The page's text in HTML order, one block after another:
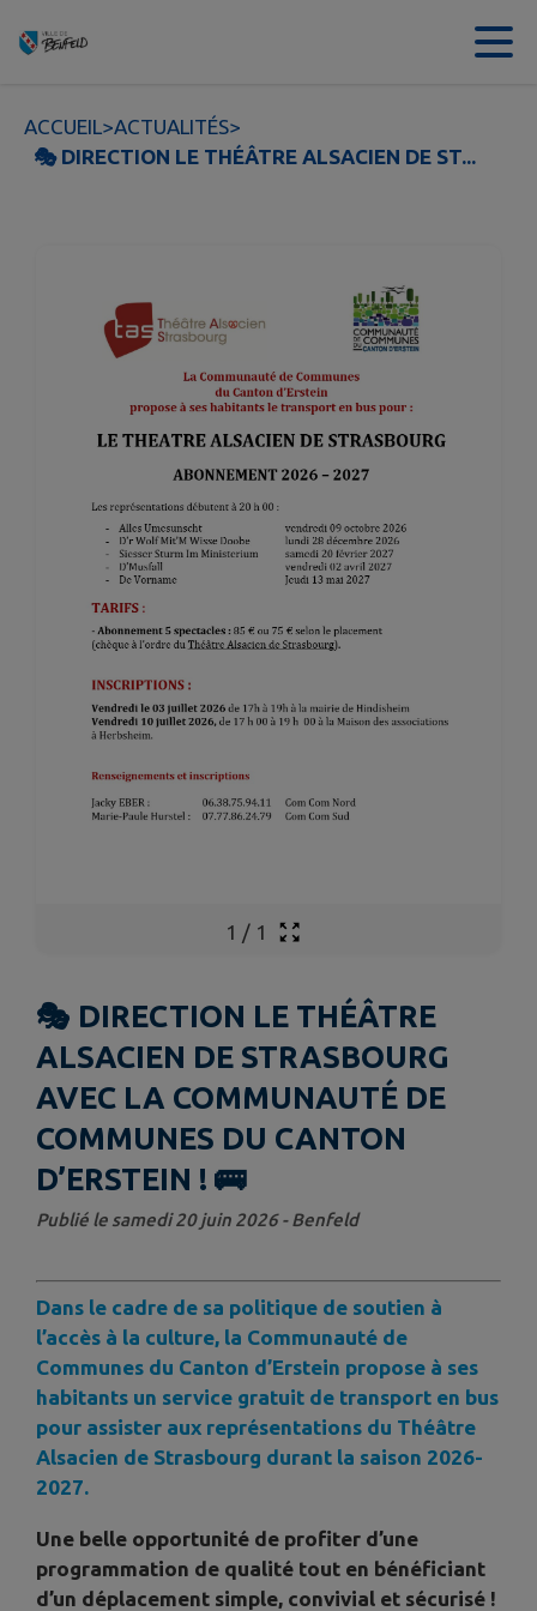
Contenu
ACCUEIL>ACTUALITÉS>
🎭 DIRECTION LE THÉÂTRE ALSACIEN DE ST...
1 / 1
🎭 DIRECTION LE THÉÂTRE
ALSACIEN DE STRASBOURG
AVEC LA COMMUNAUTÉ DE
COMMUNES DU CANTON
D’ERSTEIN ! 🚌
Publié le samedi 20 juin 2026 - Benfeld
Dans le cadre de sa politique de soutien à
l’accès à la culture, la Communauté de
Communes du Canton d’Erstein propose à ses
habitants un service gratuit de transport en bus
pour assister aux représentations du Théâtre
Alsacien de Strasbourg durant la saison 2026-
2027.
Une belle opportunité de profiter d’une
programmation de qualité tout en bénéficiant
d’un déplacement simple, convivial et sécurisé !